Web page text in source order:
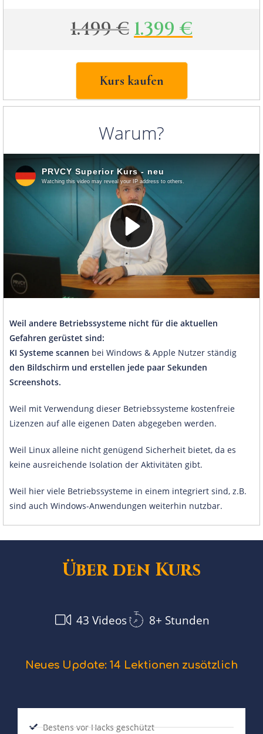
1.499€ 1.399 €
Kurs kaufen
Warum?
Weil andere Betriebssysteme nicht für die aktuellen
Gefahren gerüstet sind:
KI Systeme scannen bei Windows & Apple Nutzer ständig
den Bildschirm und erstellen jede paar Sekunden
Screenshots.
Weil mit Verwendung dieser Betriebssysteme kostenfreie
Lizenzen auf alle eigenen Daten abgegeben werden.
Weil Linux alleine nicht genügend Sicherheit bietet, da es
keine ausreichende Isolation der Aktivitäten gibt.
Weil hier viele Betriebssysteme in einem integriert sind, z.B.
sind auch Windows-Anwendungen weiterhin nutzbar.
Über den Kurs
43 Videos 8+ Stunden
Neues Update: 14 Lektionen zusätzlich
Bestens vor Hacks geschützt